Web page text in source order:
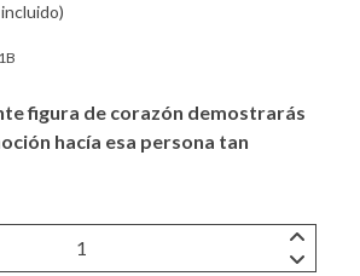
figura de corazón demostrarás
hacía esa persona tan